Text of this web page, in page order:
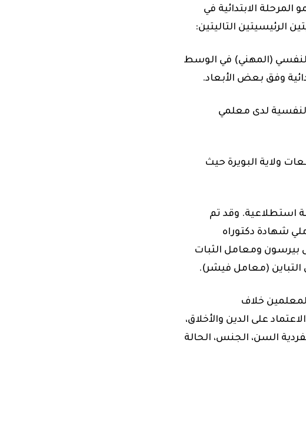
الابتدائية في
الرئيسيتين التاليتين:
النفسي (المهني) في الوسط
وفق بعض الأبعاد.
لدى معلمي
ولاية البويرة حيث
استطلاعية. وقد تم
أساتذة محكمين حاملي شهادة دكتوراه
بيرسون ومعامل الثبات
التباين (معامل فيشر).
خلاف
على الدين والأخلاق،
السن، الجنس، الحالة